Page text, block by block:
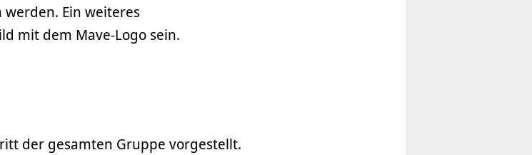
Ein weiteres
mit dem Mave-Logo sein.
der gesamten Gruppe vorgestellt.